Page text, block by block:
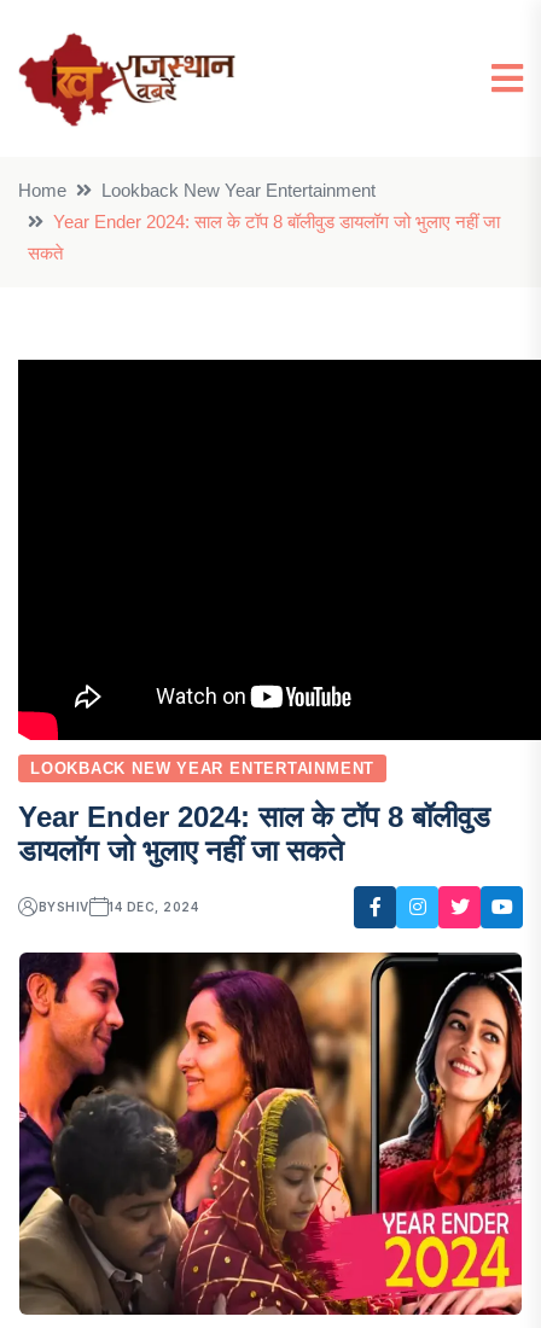
Home
Lookback New Year Entertainment
Year Ender 2024: साल के टॉप 8 बॉलीवुड डायलॉग जो भुलाए नहीं जा
सकते
LOOKBACK NEW YEAR ENTERTAINMENT
Year Ender 2024: साल के टॉप 8 बॉलीवुड
डायलॉग जो भुलाए नहीं जा सकते
BYSHIV 14 DEC, 2024